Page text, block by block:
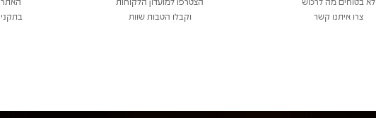
צרו איתנו קשר
וקבלו הטבות שוות